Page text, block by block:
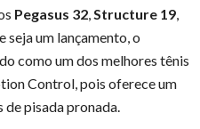
Pegasus 32,Structure 19,
seja um lançamento, o
como um dos melhores tênis
Control, pois oferece um
pisada pronada.